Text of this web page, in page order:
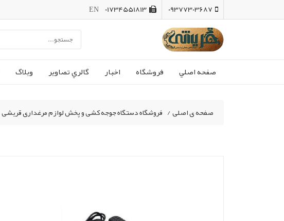
09377303687
01734551813
EN
صفحه اصلي فروشگاه اخبار گالري تصاوير وبلاگ
صفحه ی اصلی/ فروشگاه دستگاه جوجه کشی و پخش لوازم مرغداری قریشی